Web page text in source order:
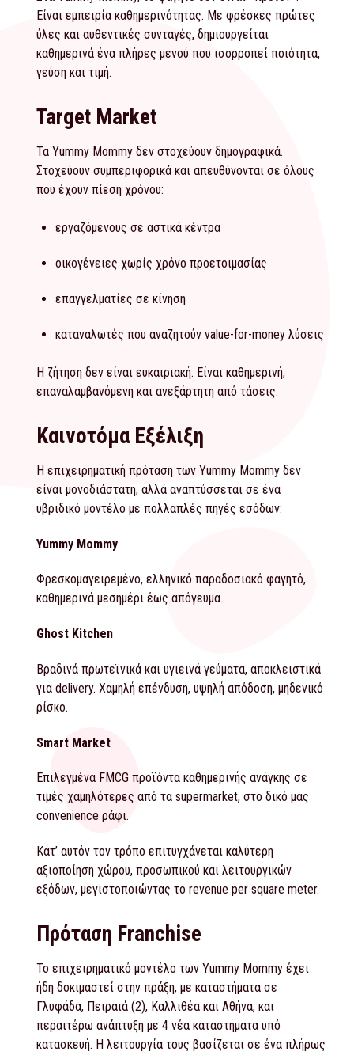
Είναι εμπειρία καθημερινότητας. Με φρέσκες πρώτες
ύλες και αυθεντικές συνταγές, δημιουργείται
καθημερινά ένα πλήρες μενού που ισορροπεί ποιότητα,
γεύση και τιμή.
Target Market
Τα Yummy Mommy δεν στοχεύουν δημογραφικά.
Στοχεύουν συμπεριφορικά και απευθύνονται σε όλους
που έχουν πίεση χρόνου:
εργαζόμενους σε αστικά κέντρα
οικογένειες χωρίς χρόνο προετοιμασίας
επαγγελματίες σε κίνηση
καταναλωτές που αναζητούν value-for-money λύσεις
Η ζήτηση δεν είναι ευκαιριακή. Είναι καθημερινή,
επαναλαμβανόμενη και ανεξάρτητη από τάσεις.
Καινοτόμα Εξέλιξη
Η επιχειρηματική πρόταση των Yummy Mommy δεν
είναι μονοδιάστατη, αλλά αναπτύσσεται σε ένα
υβριδικό μοντέλο με πολλαπλές πηγές εσόδων:
Yummy Mommy
Φρεσκομαγειρεμένο, ελληνικό παραδοσιακό φαγητό,
καθημερινά μεσημέρι έως απόγευμα.
Ghost Kitchen
Βραδινά πρωτεϊνικά και υγιεινά γεύματα, αποκλειστικά
για delivery. Χαμηλή επένδυση, υψηλή απόδοση, μηδενικό
ρίσκο.
Smart Market
Επιλεγμένα FMCG προϊόντα καθημερινής ανάγκης σε
τιμές χαμηλότερες από τα supermarket, στο δικό μας
convenience ράφι.
Κατ’ αυτόν τον τρόπο επιτυγχάνεται καλύτερη
αξιοποίηση χώρου, προσωπικού και λειτουργικών
εξόδων, μεγιστοποιώντας το revenue per square meter.
Πρόταση Franchise
Το επιχειρηματικό μοντέλο των Yummy Mommy έχει
ήδη δοκιμαστεί στην πράξη, με καταστήματα σε
Γλυφάδα, Πειραιά (2), Καλλιθέα και Αθήνα, και
περαιτέρω ανάπτυξη με 4 νέα καταστήματα υπό
κατασκευή. Η λειτουργία τους βασίζεται σε ένα πλήρως